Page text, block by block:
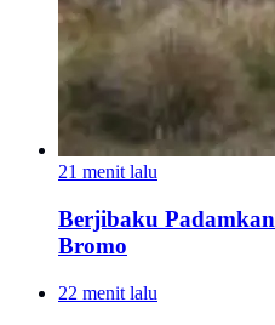
21 menit lalu
Berjibaku
Bromo
22 menit lalu